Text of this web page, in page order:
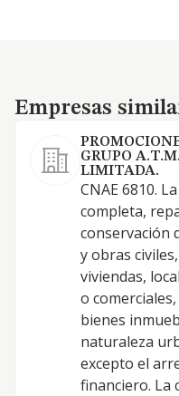
Empresas similares
Empresas
GRUPO
LIMITADA.
CNAE 6810.
completa,
conservación
y obras
viviendas,
o
bienes
naturaleza
excepto el
financiero. La